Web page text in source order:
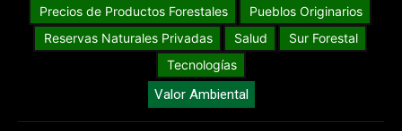
Precios de Productos Forestales
Pueblos Originarios
Reservas Naturales Privadas
Salud
Sur Forestal
Tecnologías
Valor Ambiental